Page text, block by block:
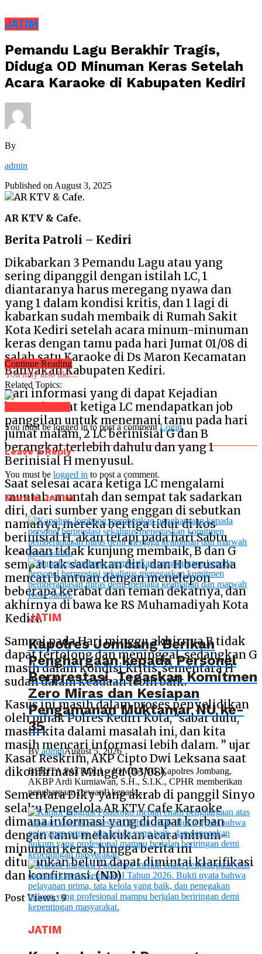
JATIM
Pemandu Lagu Berakhir Tragis,
Diduga OD Minuman Keras Setelah
Acara Karaoke di Kabupaten Kediri
By
admin
Published on August 3, 2025
AR KTV & Cafe.
Berita Patroli – Kediri
Dikabarkan 3 Pemandu Lagu atau yang
sering dipanggil dengan istilah LC, 1
diantaranya harus meregang nyawa dan
yang 1 dalam kondisi kritis, dan 1 lagi di
kabarkan sudah membaik di Rumah Sakit
Kota Kediri setelah acara minum-minuman
keras dengan tamu pada hari Jumat 01/08 di
salah satu Karaoke di Ds Maron Kecamatan
Banyakan Kabupaten Kediri.
Dari informasi yang di dapat Kejadian
bermula saat ketiga LC mendapatkan job
panggilan untuk menemani tamu pada hari
jumat malam, 2 LC berinisial G dan B
berangkat terlebih dahulu dan yang 1
Berinisial H menyusul.
Saat selesai acara ketiga LC mengalami
muntah-muntah dan sempat tak sadarkan
diri, dari sumber yang enggan di sebutkan
namanya, mereka bertiga tidur di kos
berinisial H, akan tetapi pada hari Sabtu
keadaan tidak kunjung membaik, B dan G
sempat tak sadarkan diri, dan H berusaha
mencari bantuan dengan menelepon
beberapa kerabat dan teman dekatnya, dan
akhirnya di bawa ke RS Muhamadiyah Kota
Kediri.
Sampai pada Hari minggu akhirnya B tidak
dapat tertolong dan meninggal, sedangkan G
masih dalam kondisi Kritis, sementara H
sudah dalam keadaan lebih baik.
Kasus ini masih dalam proses penyelidikan
oleh pihak Polres Kediri Kota, “sabar dulu,
masih kita dalami masalah ini, dan kita
masih mencari informasi lebih dalam. ” ujar
Kasat Reskrim, AKP Cipto Dwi Leksana saat
dikonfirmasi Minggu (03/08).
Sementara Diky yang akrab di panggil Sinyo
selaku Pengelola AR KTV Cafe Karaoke
dimana informasi yang didapat korban
dengan tamu melakukan acara minum-
minuman keras, hingga berita ini
diturunkan belum dapat dimintai klarifikasi
dan konfirmasi.(ND)
Post Views: 9
Continue Reading
You may also like...
Related Topics:
You must be logged in to post a commentLogin
Leave a Reply
You must be logged in to post a comment.
More in JATIM
JATIM
Kapolres Jombang Berikan
Penghargaan kepada Personel
Berprestasi, Tegaskan Komitmen
Zero Miras dan Kesiapan
Pengamanan Muktamar NU ke-
35
By adminAugust 5, 2026
BERITA PATROLI – JOMBANG Kapolres Jombang,
AKBP Ardi Kurniawan, S.H., S.I.K., CPHR memberikan
penghargaan (reward) kepada...
JATIM